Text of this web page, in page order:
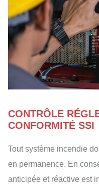
CONTRÔLE
CONFORMITÉ SSI
Tout système incendie
en permanence. En
anticipée et réactive est